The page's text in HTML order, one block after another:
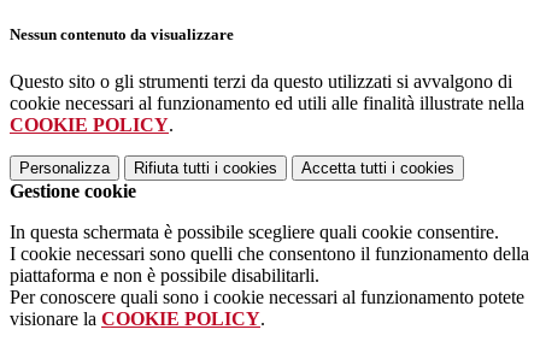
Nessun contenuto da visualizzare
Questo sito o gli strumenti terzi da questo utilizzati si avvalgono di
cookie necessari al funzionamento ed utili alle finalità illustrate nella
COOKIE POLICY.
Personalizza Rifiuta tutti i cookies Accetta tutti i cookies
Gestione cookie
In questa schermata è possibile scegliere quali cookie consentire.
I cookie necessari sono quelli che consentono il funzionamento della
piattaforma e non è possibile disabilitarli.
Per conoscere quali sono i cookie necessari al funzionamento potete
visionare la COOKIE POLICY.